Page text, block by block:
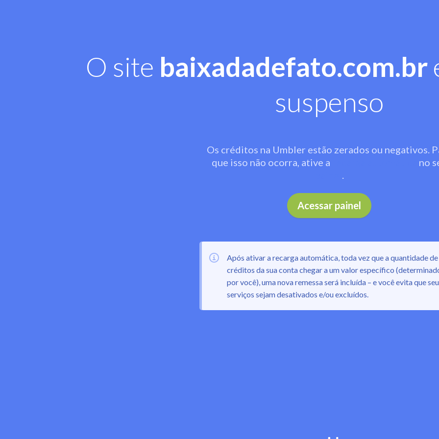
O site baixadadefato.com.br
suspenso
Os créditos na Umbler estão zerados ou negativos.
que isso não ocorra, ative a
no
.
Acessar painel
Após ativar a recarga automática, toda vez que a quantidade de
créditos da sua conta chegar a um valor específico
por você), uma nova remessa será incluída – e você evita que
serviços sejam desativados e/ou excluídos.